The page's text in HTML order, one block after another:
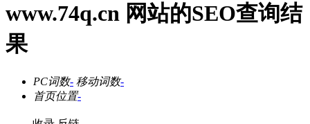
www.74q.cn 网站的SEO查询结
果
PC词数- 移动词数-
首页位置-